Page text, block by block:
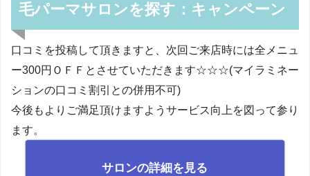
毛パーマサロンを探す：キャンペーン
口コミを投稿して頂きますと、次回ご来店時には全メニュ
ー300円ＯＦＦとさせていただきます☆☆☆(マイラミネー
ションの口コミ割引との併用不可)
今後もよりご満足頂けますようサービス向上を図って参り
ます。
サロンの詳細を見る